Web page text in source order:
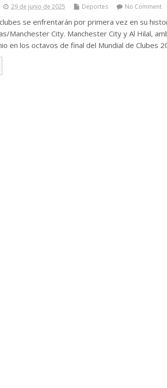
29 de junio de 2025 Deportes No Comment
se enfrentarán por primera vez en su
Manchester City. Manchester City y Al Hilal,
en los octavos de final del Mundial de Clubes